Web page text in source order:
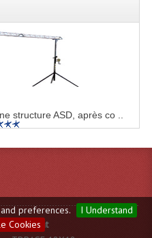
preferences.
I Understand
Cookies
structure ASD, après co ..
18X18 light